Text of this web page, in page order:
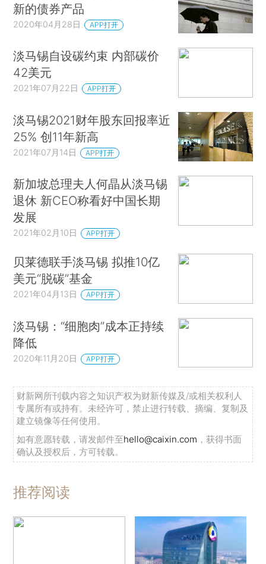
新的债券产品
2020年04月28日 APP打开
淡马锡自设碳约束 内部碳价
42美元
2021年07月22日 APP打开
淡马锡2021财年股东回报率近
25% 创11年新高
2021年07月14日 APP打开
新加坡总理夫人何晶从淡马锡
退休 新CEO称看好中国长期
发展
2021年02月10日 APP打开
贝莱德联手淡马锡 拟推10亿
美元“脱碳”基金
2021年04月13日 APP打开
淡马锡：“细胞肉”成本正持续
降低
2020年11月20日 APP打开
财新网所刊载内容之知识产权为财新传媒及/或相关权利人
专属所有或持有。未经许可，禁止进行转载、摘编、复制及
建立镜像等任何使用。
如有意愿转载，请发邮件至hello@caixin.com ，获得书面
确认及授权后，方可转载。
推荐阅读